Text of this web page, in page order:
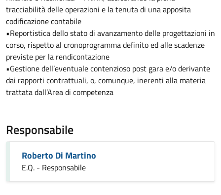
tracciabilità delle operazioni e la tenuta di una apposita
codificazione contabile
•Reportistica dello stato di avanzamento delle progettazioni in
corso, rispetto al cronoprogramma definito ed alle scadenze
previste per la rendicontazione
•Gestione dell’eventuale contenzioso post gara e/o derivante
dai rapporti contrattuali, o, comunque, inerenti alla materia
trattata dall’Area di competenza
Responsabile
Roberto Di Martino
E.Q. - Responsabile